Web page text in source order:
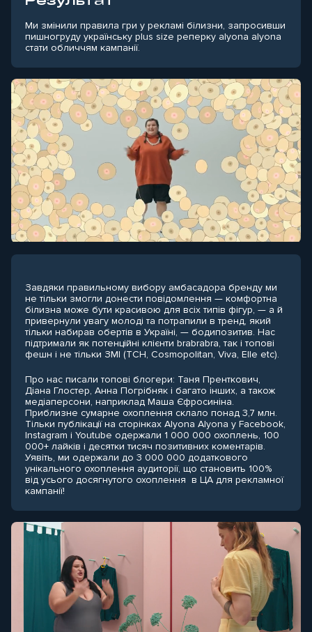
Ми змінили правила гри у рекламі білизни, запросивши
пишногруду українську plus size реперку alyona alyona
стати обличчям кампанії.
Завдяки правильному вибору амбасадора бренду ми
не тільки змогли донести повідомлення — комфортна
білизна може бути красивою для всіх типів фігур, — а й
привернули увагу молоді та потрапили в тренд, який
тільки набирав обертів в Україні, — бодипозитив. Нас
підтримали як потенційні клієнти brabrabra, так і топові
фешн і не тільки ЗМІ (ТСН, Cosmopolitan, Viva, Elle etc).
Про нас писали топові блогери: Таня Пренткович,
Діана Глостер, Анна Погрібняк і багато інших, а також
медіаперсони, наприклад Маша Єфросиніна.
Приблизне сумарне охоплення склало понад 3,7 млн.
Тільки публікації на сторінках Alyona Alyona у Facebook,
Instagram і Youtube одержали 1 000 000 охоплень, 100
000+ лайків і десятки тисяч позитивних коментарів.
Уявіть, ми одержали до 3 000 000 додаткового
унікального охоплення аудиторії, що становить 100%
від усього досягнутого охоплення в ЦА для рекламної
кампанії!